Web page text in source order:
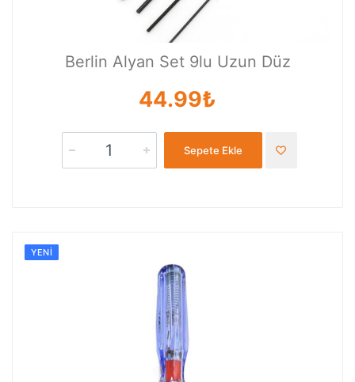
Berlin Alyan Set 9lu Uzun Düz
44.99₺
Sepete Ekle
YENI